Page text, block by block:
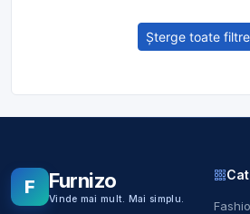
Șterge toate
F Furnizo
Vinde mai mult. Mai simplu.